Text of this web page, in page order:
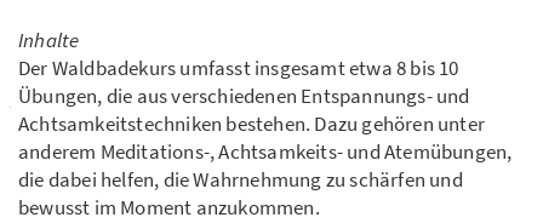
Inhalte
Der Waldbadekurs umfasst insgesamt etwa 8 bis 10
Übungen, die aus verschiedenen Entspannungs- und
Achtsamkeitstechniken bestehen. Dazu gehören unter
anderem Meditations-, Achtsamkeits- und Atemübungen,
die dabei helfen, die Wahrnehmung zu schärfen und
bewusst im Moment anzukommen.